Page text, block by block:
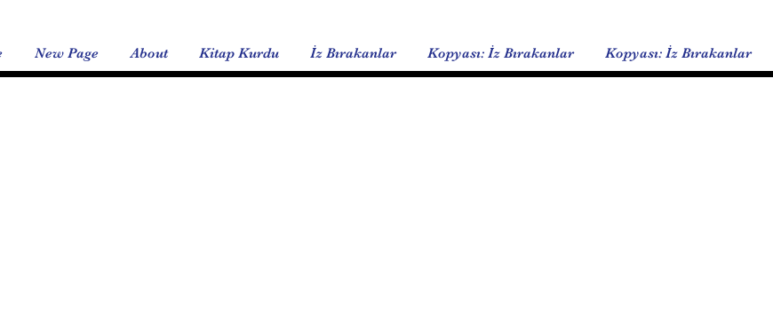
New Page About Kitap Kurdu İz Bırakanlar Kopyası: İz Bırakanlar Kopyası: İz Bırakanlar